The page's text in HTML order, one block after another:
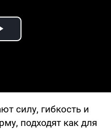
Video
силу, гибкость и
подходят как для